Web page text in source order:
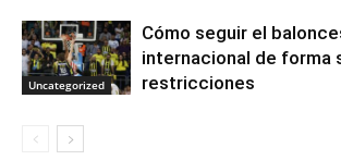
Uncategorized
Cómo seguir el
internacional de forma
restricciones